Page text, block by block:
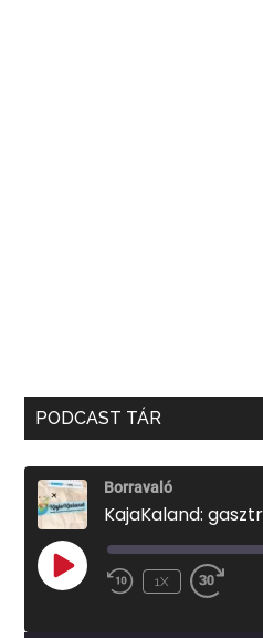
PODCAST TÁR
Borravaló
KajaKaland:
PLAY
EPISODE
1X